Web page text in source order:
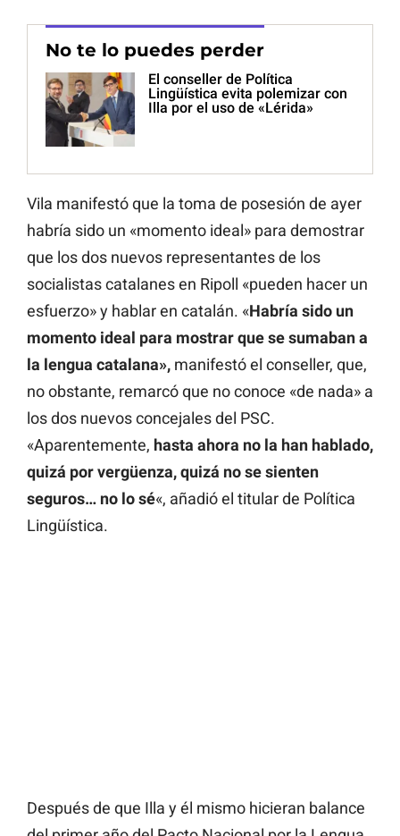
No te lo puedes perder
El conseller de Política
Lingüística evita polemizar con
Illa por el uso de «Lérida»
Vila manifestó que la toma de posesión de ayer
habría sido un «momento ideal» para demostrar
que los dos nuevos representantes de los
socialistas catalanes en Ripoll «pueden hacer un
esfuerzo» y hablar en catalán. «Habría sido un
momento ideal para mostrar que se sumaban a
la lengua catalana», manifestó el conseller, que,
no obstante, remarcó que no conoce «de nada» a
los dos nuevos concejales del PSC.
«Aparentemente, hasta ahora no la han hablado,
quizá por vergüenza, quizá no se sienten
seguros… no lo sé«, añadió el titular de Política
Lingüística.
Después de que Illa y él mismo hicieran balance